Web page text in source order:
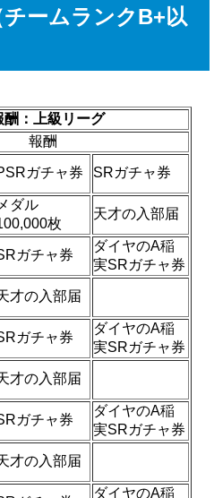
ームランクB+以
酬：上級リーグ
報酬
ガチャ券 SRガチャ券
メダル
枚
天才の入部届
ガチャ券
ダイヤのA稲
実SRガチャ券
才の入部届
ガチャ券
ダイヤのA稲
実SRガチャ券
才の入部届
ガチャ券
ダイヤのA稲
実SRガチャ券
才の入部届
ダイヤのA稲